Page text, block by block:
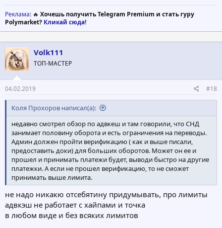
Реклама: 🔥 Хочешь получить Telegram Premium и стать гуру
Polymarket? Кликай сюда!
Volk111
ТОП-МАСТЕР
04.02.2019 #18
Коля Прохоров написал(а):
недавно смотрел обзор по адвкеш и там говорили, что СНД
занимает половину оборота и есть ограничения на переводы.
Админ должен пройти верификацию ( как и выше писали,
предоставить доки) для больших оборотов. Может он ее и
прошел и принимать платежи будет, выводи быстро на другие
платежки. А если не прошел верификацию, то не сможет
принимать выше лимита.
не надо никакю отсебятину придумывать, про лимиты
адвкэш не работает с хайпами и точка
в любом виде и без всяких лимитов